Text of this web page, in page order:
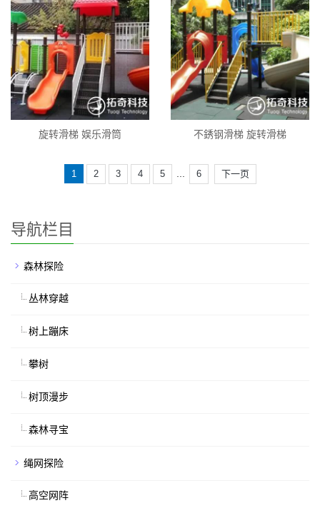
旋转滑梯 娱乐滑筒 不銹钢滑梯 旋转滑梯
1 2 3 4 5 6 下一页
导航栏目
森林探险
丛林穿越
树上蹦床
攀树
树顶漫步
森林寻宝
绳网探险
高空网阵